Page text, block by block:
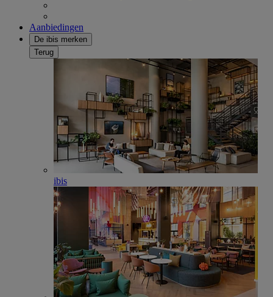
Aanbiedingen
De ibis merken
Terug
ibis